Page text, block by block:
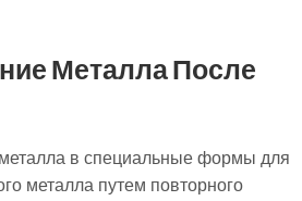
Металла После
в специальные формы для
металла путем повторного